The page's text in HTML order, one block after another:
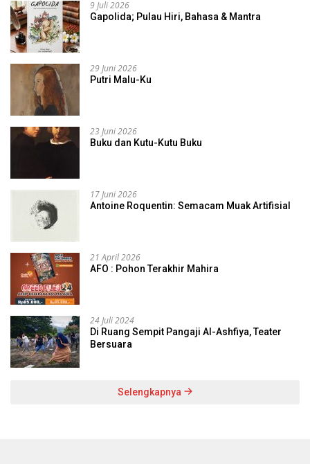
9 Juli 2026
Gapolida; Pulau Hiri, Bahasa & Mantra
29 Juni 2026
Putri Malu-Ku
23 Juni 2026
Buku dan Kutu-Kutu Buku
17 Juni 2026
Antoine Roquentin: Semacam Muak Artifisial
21 April 2026
AFO : Pohon Terakhir Mahira
24 Juli 2024
Di Ruang Sempit Pangaji Al-Ashfiya, Teater
Bersuara
Selengkapnya